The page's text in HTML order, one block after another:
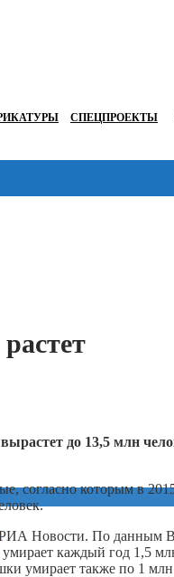
СПЕЦПРОЕКТЫ
до 13,5 млн
согласно которым в
Новости. По данным
каждый год 1,5
умирает также по 1